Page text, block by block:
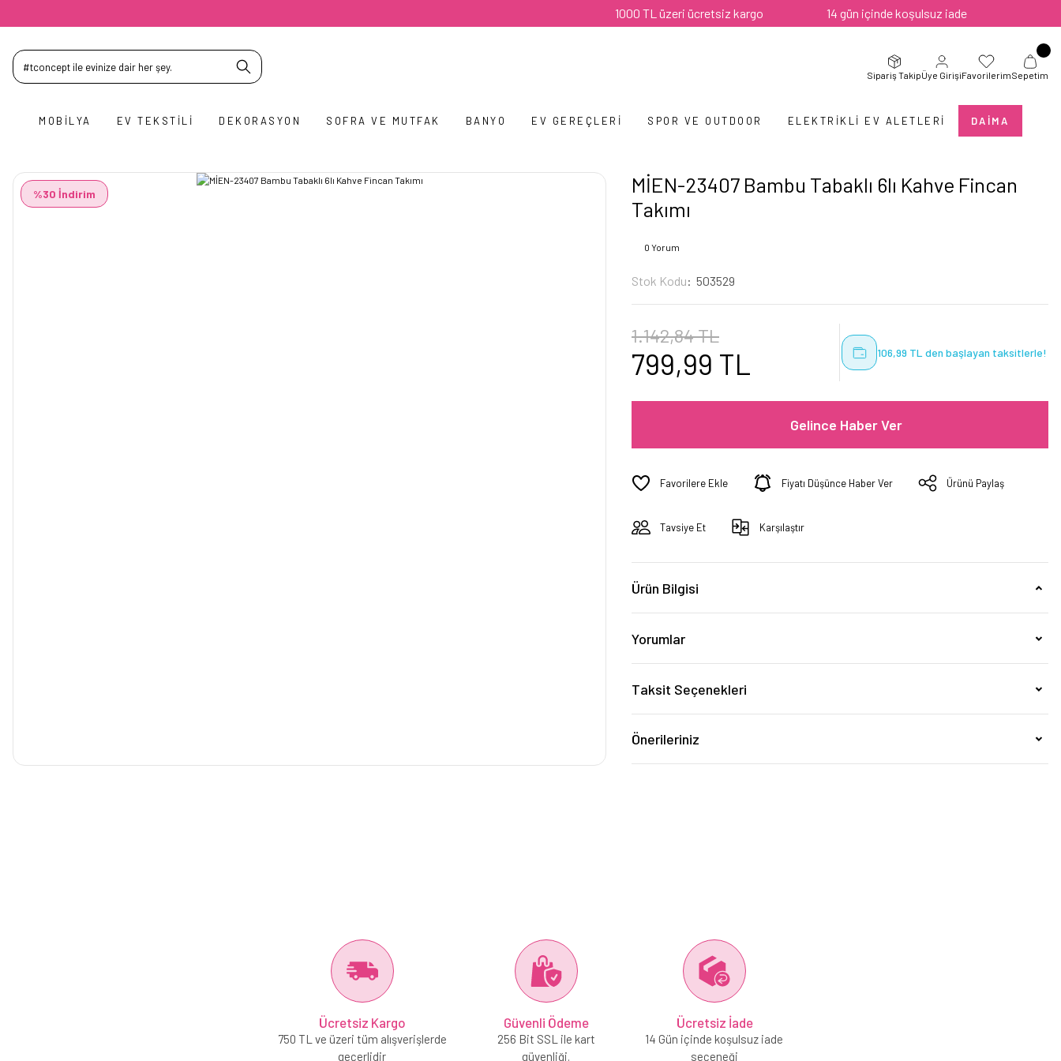
1000 TL üzeri ücretsiz kargo 14 gün içinde koşulsuz iade
Sipariş TakipÜye GirişiFavorilerimSepetim
MOBILYA EV TEKSTILI DEKORASYON SOFRA VE MUTFAK BANYO EV GEREÇLERI SPOR VE OUTDOOR ELEKTRIKLI EV ALETLERI DAIMA
%30 İndirim
MİEN-23407 Bambu Tabaklı 6lı Kahve Fincan
Takımı
0 Yorum
Stok Kodu 503529
1.142,84 TL
799,99 TL 106,99 TL den başlayan taksitlerle!
Gelince Haber Ver
Fiyatı Düşünce Haber Ver Ürünü Paylaş
Tavsiye Et Karşılaştır
Ürün Bilgisi
Yorumlar
Taksit Seçenekleri
Önerileriniz
Ücretsiz Kargo
750 TL ve üzeri tüm alışverişlerde
geçerlidir
Güvenli Ödeme
256 Bit SSL ile kart
güvenliği.
Ücretsiz İade
14 Gün içinde koşulsuz iade
seçeneği